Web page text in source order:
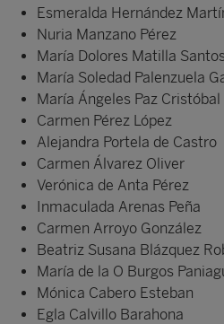
Esmeralda Hernández
Nuria Manzano Pérez
María Dolores Matilla
María Soledad Palenzuela
María Ángeles Paz Cristóbal
Carmen Pérez López
Alejandra Portela de Castro
Carmen Álvarez Oliver
Verónica de Anta Pérez
Inmaculada Arenas Peña
Carmen Arroyo González
Beatriz Susana Blázquez
María de la O Burgos
Mónica Cabero Esteban
Egla Calvillo Barahona